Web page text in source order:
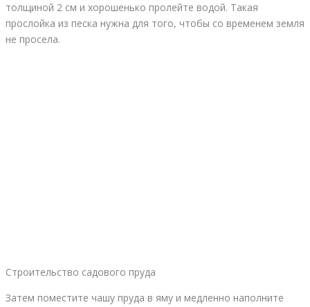
толщиной 2 см и хорошенько пролейте водой. Такая
прослойка из песка нужна для того, чтобы со временем земля
не просела.
Строительство садового пруда
Затем поместите чашу пруда в яму и медленно наполните